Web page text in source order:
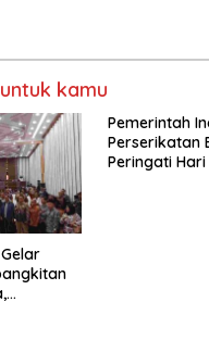
RUU
kamu
Pemerintah
Perserikatan
Peringati